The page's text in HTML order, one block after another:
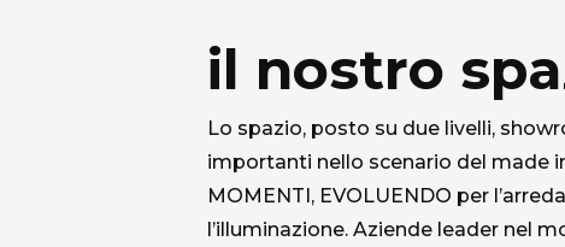
il nostro
Lo spazio, posto su due livelli,
importanti nello scenario del made
MOMENTI, EVOLUENDO per
l’illuminazione. Aziende leader nel